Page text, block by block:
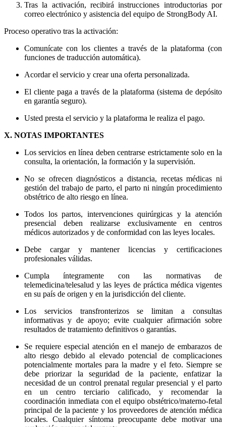
Tras la activación, recibirá instrucciones introductorias por
correo electrónico y asistencia del equipo de StrongBody AI.
Proceso operativo tras la activación:
Comunícate con los clientes a través de la plataforma (con
funciones de traducción automática).
Acordar el servicio y crear una oferta personalizada.
El cliente paga a través de la plataforma (sistema de depósito
en garantía seguro).
Usted presta el servicio y la plataforma le realiza el pago.
X. NOTAS IMPORTANTES
Los servicios en línea deben centrarse estrictamente solo en la
consulta, la orientación, la formación y la supervisión.
No se ofrecen diagnósticos a distancia, recetas médicas ni
gestión del trabajo de parto, el parto ni ningún procedimiento
obstétrico de alto riesgo en línea.
Todos los partos, intervenciones quirúrgicas y la atención
presencial deben realizarse exclusivamente en centros
médicos autorizados y de conformidad con las leyes locales.
Debe cargar y mantener licencias y certificaciones
profesionales válidas.
Cumpla íntegramente con las normativas de
telemedicina/telesalud y las leyes de práctica médica vigentes
en su país de origen y en la jurisdicción del cliente.
Los servicios transfronterizos se limitan a consultas
informativas y de apoyo; evite cualquier afirmación sobre
resultados de tratamiento definitivos o garantías.
Se requiere especial atención en el manejo de embarazos de
alto riesgo debido al elevado potencial de complicaciones
potencialmente mortales para la madre y el feto. Siempre se
debe priorizar la seguridad de la paciente, enfatizar la
necesidad de un control prenatal regular presencial y el parto
en un centro terciario calificado, y recomendar la
coordinación inmediata con el equipo obstétrico/materno-fetal
principal de la paciente y los proveedores de atención médica
locales. Cualquier síntoma preocupante debe motivar una